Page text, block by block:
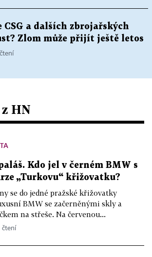
CSG a dalších zbrojařských
Zlom může přijít ještě letos
HN
Kdo jel v černém BMW s
„Turkovu“ křižovatku?
se do jedné pražské křižovatky
BMW se začerněnými skly a
na střeše. Na červenou...
čtení